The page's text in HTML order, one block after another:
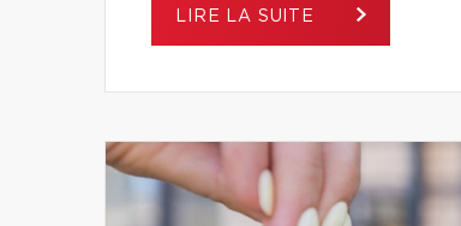
LIRE LA SUITE